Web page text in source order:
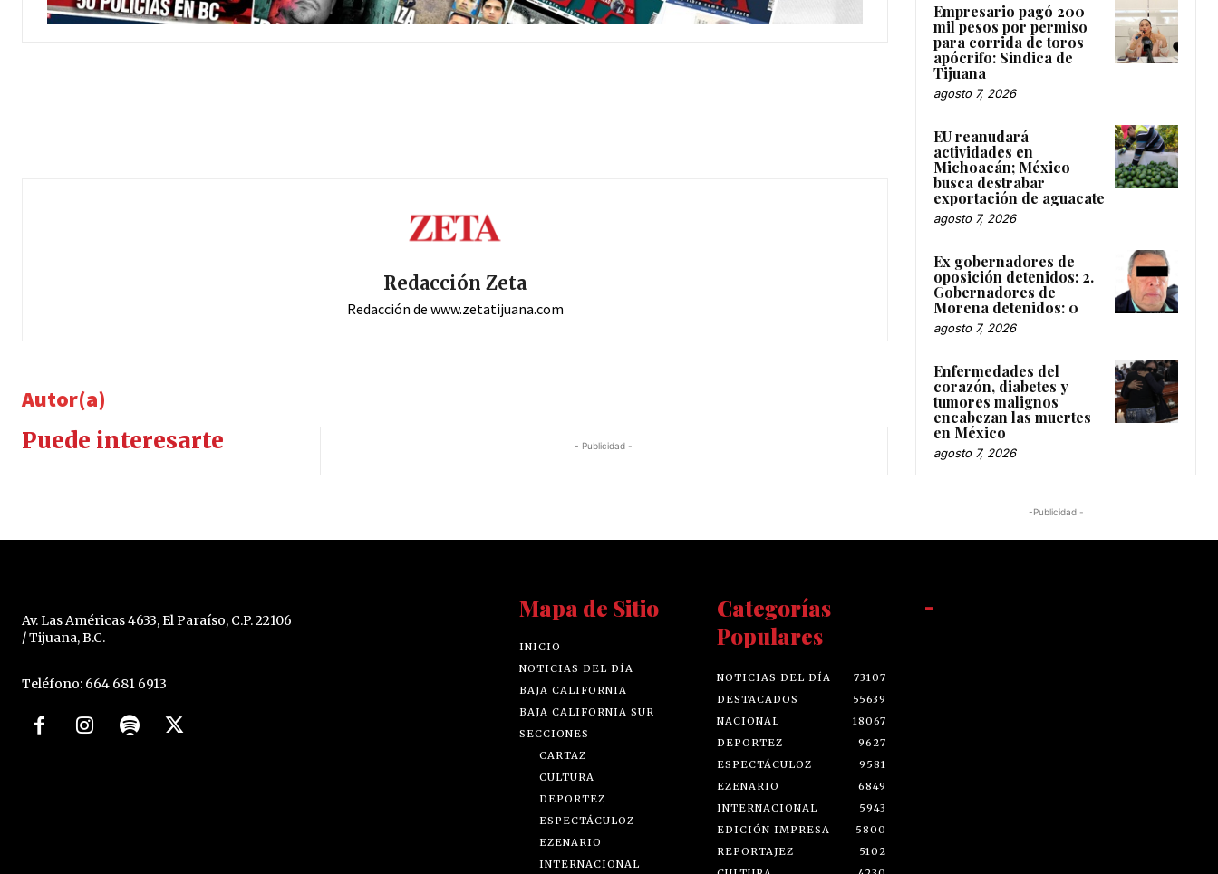
Redacción Zeta
Redacción de www.zetatijuana.com
Autor(a)
Puede interesarte
- Publicidad -
Empresario pagó 200
mil pesos por permiso
para corrida de toros
apócrifo: Sindica de
Tijuana
agosto 7, 2026
EU reanudará
actividades en
Michoacán; México
busca destrabar
exportación de aguacate
agosto 7, 2026
Ex gobernadores de
oposición detenidos: 2.
Gobernadores de
Morena detenidos: 0
agosto 7, 2026
Enfermedades del
corazón, diabetes y
tumores malignos
encabezan las muertes
en México
agosto 7, 2026
-Publicidad -
Av. Las Américas 4633, El Paraíso, C.P. 22106
/ Tijuana, B.C.
Teléfono: 664 681 6913
Mapa de Sitio
INICIO
NOTICIAS DEL DÍA
BAJA CALIFORNIA
BAJA CALIFORNIA SUR
SECCIONES
CARTAZ
CULTURA
DEPORTEZ
ESPECTÁCULOZ
EZENARIO
INTERNACIONAL
Categorías
Populares
NOTICIAS DEL DÍA
73107
DESTACADOS
55639
NACIONAL
18067
DEPORTEZ
9627
ESPECTÁCULOZ
9581
EZENARIO
6849
INTERNACIONAL
5943
EDICIÓN IMPRESA
5800
REPORTAJEZ
5102
-